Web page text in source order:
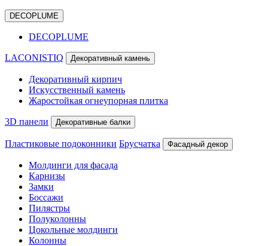
DECOPLUME
DECOPLUME
LACONISTIQ Декоративный камень
Декоративный кирпич
Искусственный камень
Жаростойкая огнеупорная плитка
3D панели Декоративные балки
Пластиковые подоконники Брусчатка Фасадный декор
Молдинги для фасада
Карнизы
Замки
Боссажи
Пилястры
Полуколонны
Цокольные молдинги
Колонны